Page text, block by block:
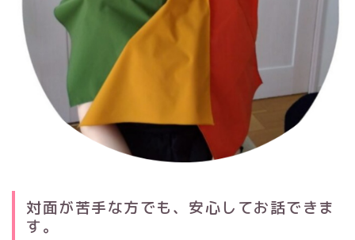
対面が苦手な方でも、安心してお話できま
す。